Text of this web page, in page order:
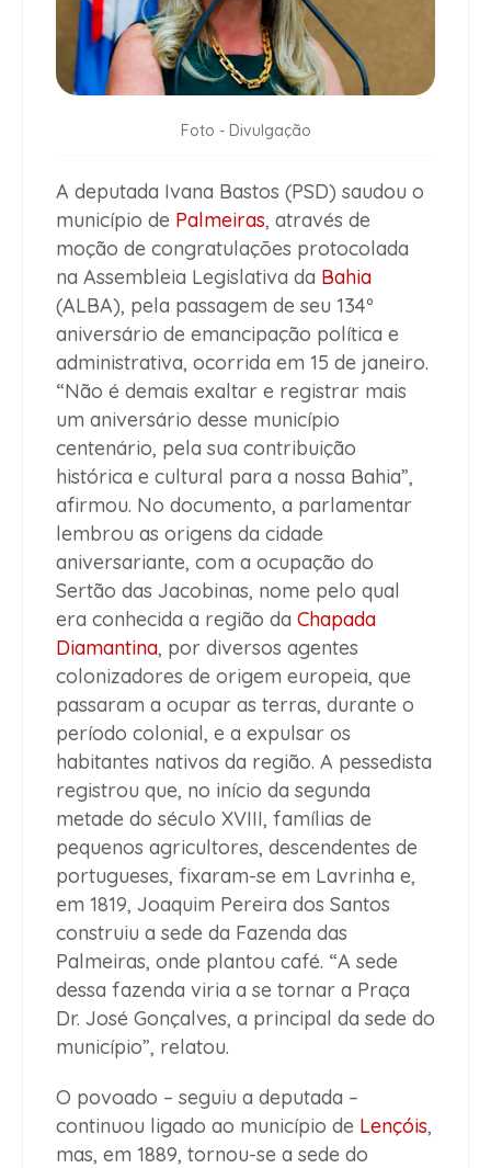
Foto - Divulgação
A deputada Ivana Bastos (PSD) saudou o
município de Palmeiras, através de
moção de congratulações protocolada
na Assembleia Legislativa da Bahia
(ALBA), pela passagem de seu 134º
aniversário de emancipação política e
administrativa, ocorrida em 15 de janeiro.
“Não é demais exaltar e registrar mais
um aniversário desse município
centenário, pela sua contribuição
histórica e cultural para a nossa Bahia”,
afirmou. No documento, a parlamentar
lembrou as origens da cidade
aniversariante, com a ocupação do
Sertão das Jacobinas, nome pelo qual
era conhecida a região da Chapada
Diamantina, por diversos agentes
colonizadores de origem europeia, que
passaram a ocupar as terras, durante o
período colonial, e a expulsar os
habitantes nativos da região. A pessedista
registrou que, no início da segunda
metade do século XVIII, famílias de
pequenos agricultores, descendentes de
portugueses, fixaram-se em Lavrinha e,
em 1819, Joaquim Pereira dos Santos
construiu a sede da Fazenda das
Palmeiras, onde plantou café. “A sede
dessa fazenda viria a se tornar a Praça
Dr. José Gonçalves, a principal da sede do
município”, relatou.
O povoado – seguiu a deputada –
continuou ligado ao município de Lençóis,
mas, em 1889, tornou-se a sede do